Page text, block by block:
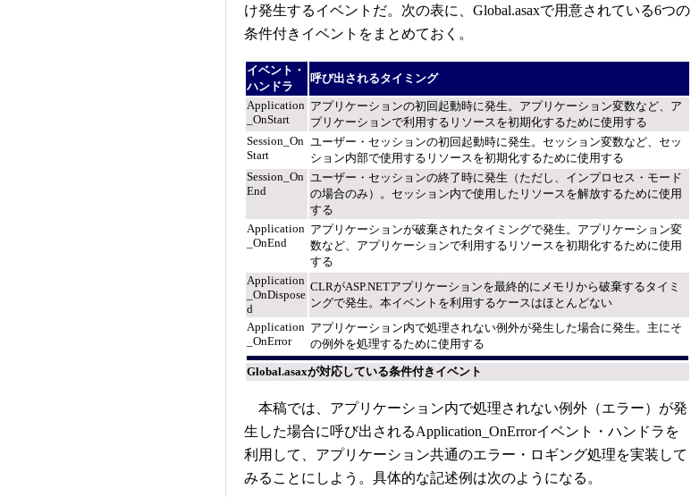
け発生するイベントだ。次の表に、Global.asaxで用意されている6つの
条件付きイベントをまとめておく。
イベント・
ハンドラ
呼び出されるタイミング
Application
_OnStart
アプリケーションの初回起動時に発生。アプリケーション変数など、ア
プリケーションで利用するリソースを初期化するために使用する
Session_On
Start
ユーザー・セッションの初回起動時に発生。セッション変数など、セッ
ション内部で使用するリソースを初期化するために使用する
Session_On
End
ユーザー・セッションの終了時に発生（ただし、インプロセス・モード
の場合のみ）。セッション内で使用したリソースを解放するために使用
する
Application
_OnEnd
アプリケーションが破棄されたタイミングで発生。アプリケーション変
数など、アプリケーションで利用するリソースを初期化するために使用
する
Application
_OnDispose
d
CLRがASP.NETアプリケーションを最終的にメモリから破棄するタイミ
ングで発生。本イベントを利用するケースはほとんどない
Application
_OnError
アプリケーション内で処理されない例外が発生した場合に発生。主にそ
の例外を処理するために使用する
Global.asaxが対応している条件付きイベント
本稿では、アプリケーション内で処理されない例外（エラー）が発
生した場合に呼び出されるApplication_OnErrorイベント・ハンドラを
利用して、アプリケーション共通のエラー・ロギング処理を実装して
みることにしよう。具体的な記述例は次のようになる。